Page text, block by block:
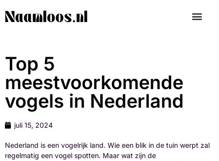
Top 5
meestvoorkomende
vogels in Nederland
juli 15, 2024
Nederland is een vogelrijk land. Wie een blik in de tuin werpt zal
regelmatig een vogel spotten. Maar wat zijn de